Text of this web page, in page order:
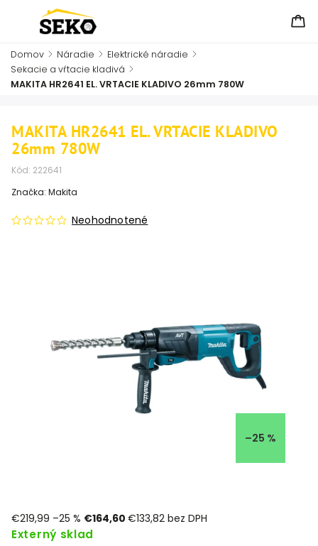
Domov / Náradie / Elektrické náradie /
Sekacie a vŕtacie kladivá /
MAKITA HR2641 EL. VRTACIE KLADIVO 26mm 780W
MAKITA HR2641 EL. VRTACIE KLADIVO
26mm 780W
Kód: 222641
Neohodnotené
Značka: Makita
–25 %
€219,99 –25 % €164,60 €133,82 bez DPH
Externý sklad